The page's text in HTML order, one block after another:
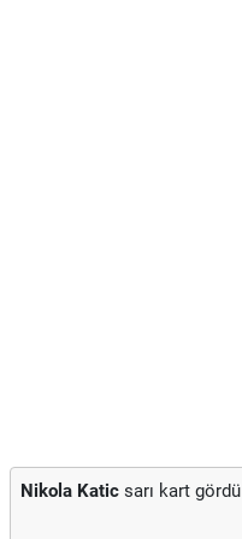
Nikola Katic sarı kart gördü